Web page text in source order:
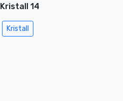
Kristall 14
Kristall